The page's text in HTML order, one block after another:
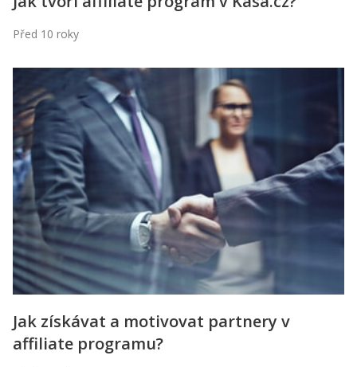
Před 10 roky
Jak získávat a motivovat partnery v
affiliate programu?